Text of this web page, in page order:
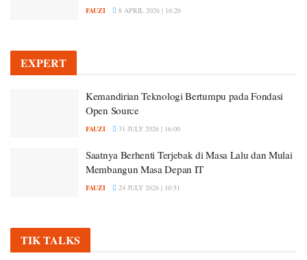
FAUZI 8 APRIL 2026 | 16:26
EXPERT
Kemandirian Teknologi Bertumpu pada Fondasi
Open Source
FAUZI 31 JULY 2026 | 16:00
Saatnya Berhenti Terjebak di Masa Lalu dan Mulai
Membangun Masa Depan IT
FAUZI 24 JULY 2026 | 10:51
TIK TALKS